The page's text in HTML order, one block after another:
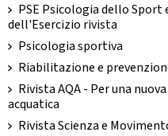
PSE Psicologia dello Sport
dell'Esercizio rivista
Psicologia sportiva
Riabilitazione e
Rivista AQA - Per una
acquatica
Rivista Scienza e